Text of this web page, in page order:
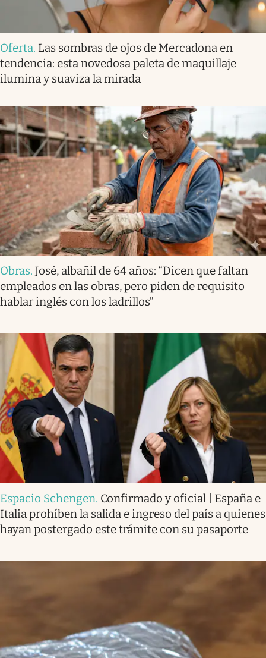
Oferta. Las sombras de ojos de Mercadona en
tendencia: esta novedosa paleta de maquillaje
ilumina y suaviza la mirada
Obras. José, albañil de 64 años: “Dicen que faltan
empleados en las obras, pero piden de requisito
hablar inglés con los ladrillos”
Espacio Schengen. Confirmado y oficial | España e
Italia prohíben la salida e ingreso del país a quienes
hayan postergado este trámite con su pasaporte